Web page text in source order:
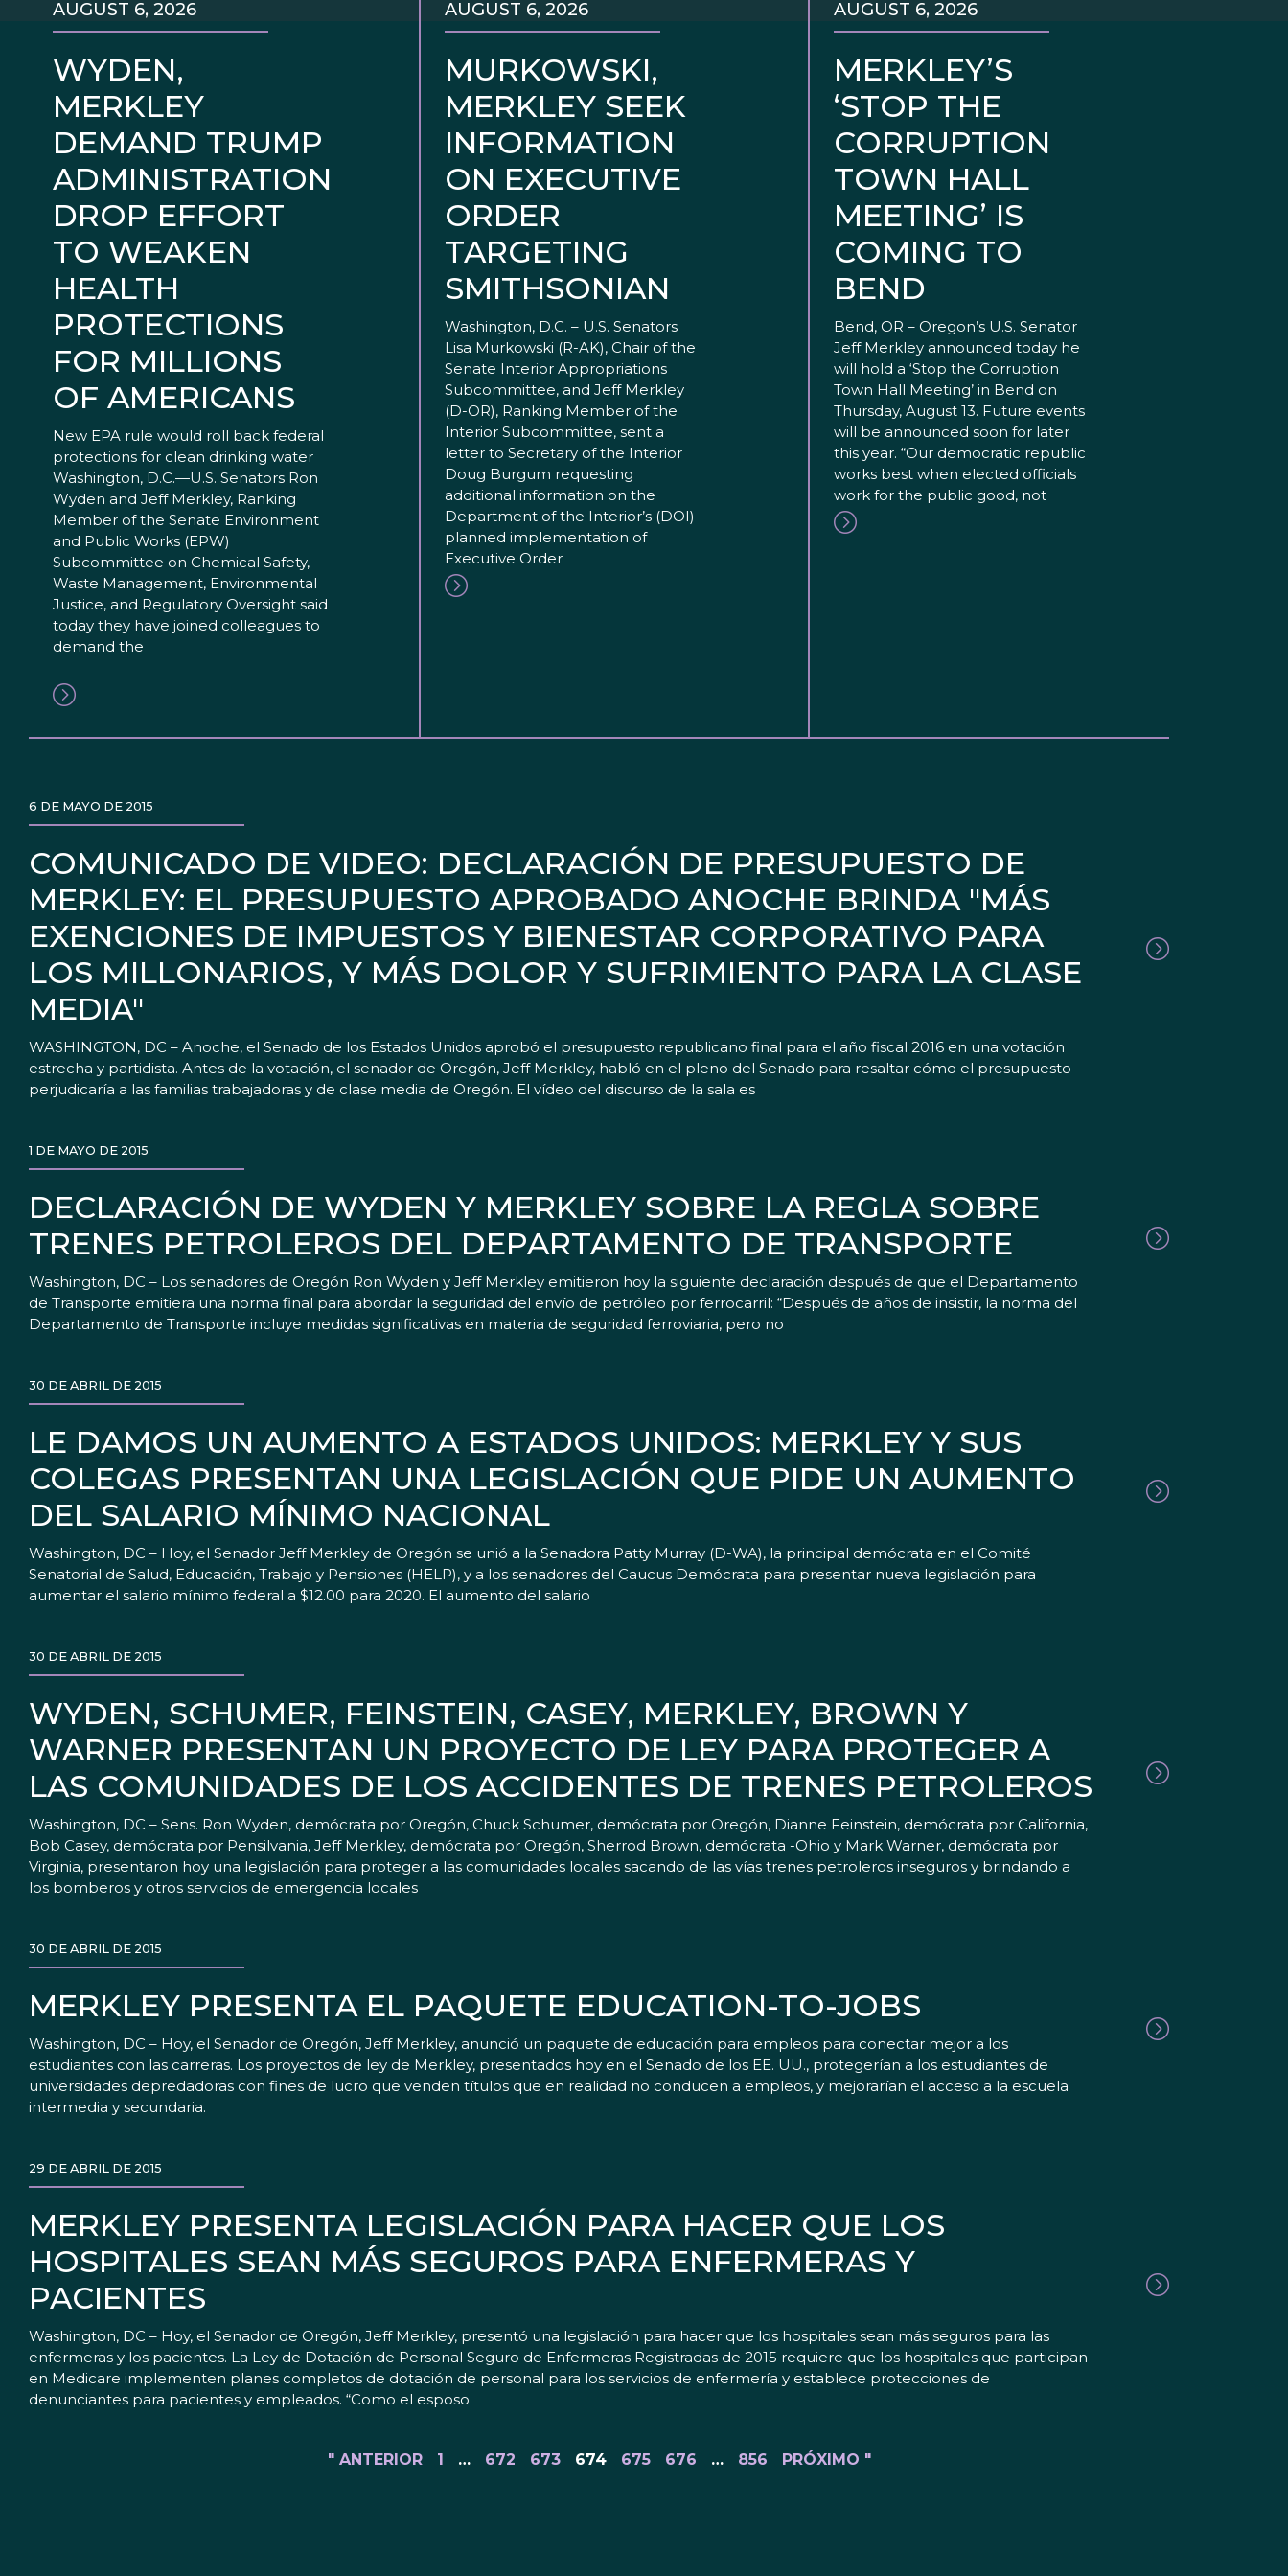
WYDEN,
MERKLEY
DEMAND TRUMP
ADMINISTRATION
DROP EFFORT
TO WEAKEN
HEALTH
PROTECTIONS
FOR MILLIONS
OF AMERICANS
AUGUST 6, 2026
New EPA rule would roll back federal
protections for clean drinking water
Washington, D.C.—U.S. Senators Ron
Wyden and Jeff Merkley, Ranking
Member of the Senate Environment
and Public Works (EPW)
Subcommittee on Chemical Safety,
Waste Management, Environmental
Justice, and Regulatory Oversight said
today they have joined colleagues to
demand the
MURKOWSKI,
MERKLEY SEEK
INFORMATION
ON EXECUTIVE
ORDER
TARGETING
SMITHSONIAN
AUGUST 6, 2026
Washington, D.C. – U.S. Senators
Lisa Murkowski (R-AK), Chair of the
Senate Interior Appropriations
Subcommittee, and Jeff Merkley
(D-OR), Ranking Member of the
Interior Subcommittee, sent a
letter to Secretary of the Interior
Doug Burgum requesting
additional information on the
Department of the Interior’s (DOI)
planned implementation of
Executive Order
MERKLEY’S
‘STOP THE
CORRUPTION
TOWN HALL
MEETING’ IS
COMING TO
BEND
AUGUST 6, 2026
Bend, OR – Oregon’s U.S. Senator
Jeff Merkley announced today he
will hold a ‘Stop the Corruption
Town Hall Meeting’ in Bend on
Thursday, August 13. Future events
will be announced soon for later
this year. “Our democratic republic
works best when elected officials
work for the public good, not
COMUNICADO DE VIDEO: DECLARACIÓN DE PRESUPUESTO DE
MERKLEY: EL PRESUPUESTO APROBADO ANOCHE BRINDA "MÁS
EXENCIONES DE IMPUESTOS Y BIENESTAR CORPORATIVO PARA
LOS MILLONARIOS, Y MÁS DOLOR Y SUFRIMIENTO PARA LA CLASE
MEDIA"
6 DE MAYO DE 2015
WASHINGTON, DC – Anoche, el Senado de los Estados Unidos aprobó el presupuesto republicano final para el año fiscal 2016 en una votación
estrecha y partidista. Antes de la votación, el senador de Oregón, Jeff Merkley, habló en el pleno del Senado para resaltar cómo el presupuesto
perjudicaría a las familias trabajadoras y de clase media de Oregón. El vídeo del discurso de la sala es
DECLARACIÓN DE WYDEN Y MERKLEY SOBRE LA REGLA SOBRE
TRENES PETROLEROS DEL DEPARTAMENTO DE TRANSPORTE
1 DE MAYO DE 2015
Washington, DC – Los senadores de Oregón Ron Wyden y Jeff Merkley emitieron hoy la siguiente declaración después de que el Departamento
de Transporte emitiera una norma final para abordar la seguridad del envío de petróleo por ferrocarril: “Después de años de insistir, la norma del
Departamento de Transporte incluye medidas significativas en materia de seguridad ferroviaria, pero no
LE DAMOS UN AUMENTO A ESTADOS UNIDOS: MERKLEY Y SUS
COLEGAS PRESENTAN UNA LEGISLACIÓN QUE PIDE UN AUMENTO
DEL SALARIO MÍNIMO NACIONAL
30 DE ABRIL DE 2015
Washington, DC – Hoy, el Senador Jeff Merkley de Oregón se unió a la Senadora Patty Murray (D-WA), la principal demócrata en el Comité
Senatorial de Salud, Educación, Trabajo y Pensiones (HELP), y a los senadores del Caucus Demócrata para presentar nueva legislación para
aumentar el salario mínimo federal a $12.00 para 2020. El aumento del salario
WYDEN, SCHUMER, FEINSTEIN, CASEY, MERKLEY, BROWN Y
WARNER PRESENTAN UN PROYECTO DE LEY PARA PROTEGER A
LAS COMUNIDADES DE LOS ACCIDENTES DE TRENES PETROLEROS
30 DE ABRIL DE 2015
Washington, DC – Sens. Ron Wyden, demócrata por Oregón, Chuck Schumer, demócrata por Oregón, Dianne Feinstein, demócrata por California,
Bob Casey, demócrata por Pensilvania, Jeff Merkley, demócrata por Oregón, Sherrod Brown, demócrata -Ohio y Mark Warner, demócrata por
Virginia, presentaron hoy una legislación para proteger a las comunidades locales sacando de las vías trenes petroleros inseguros y brindando a
los bomberos y otros servicios de emergencia locales
MERKLEY PRESENTA EL PAQUETE EDUCATION-TO-JOBS
30 DE ABRIL DE 2015
Washington, DC – Hoy, el Senador de Oregón, Jeff Merkley, anunció un paquete de educación para empleos para conectar mejor a los
estudiantes con las carreras. Los proyectos de ley de Merkley, presentados hoy en el Senado de los EE. UU., protegerían a los estudiantes de
universidades depredadoras con fines de lucro que venden títulos que en realidad no conducen a empleos, y mejorarían el acceso a la escuela
intermedia y secundaria.
MERKLEY PRESENTA LEGISLACIÓN PARA HACER QUE LOS
HOSPITALES SEAN MÁS SEGUROS PARA ENFERMERAS Y
PACIENTES
29 DE ABRIL DE 2015
Washington, DC – Hoy, el Senador de Oregón, Jeff Merkley, presentó una legislación para hacer que los hospitales sean más seguros para las
enfermeras y los pacientes. La Ley de Dotación de Personal Seguro de Enfermeras Registradas de 2015 requiere que los hospitales que participan
en Medicare implementen planes completos de dotación de personal para los servicios de enfermería y establece protecciones de
denunciantes para pacientes y empleados. “Como el esposo
" ANTERIOR 1 … 672 673 674 675 676 … 856 PRÓXIMO "